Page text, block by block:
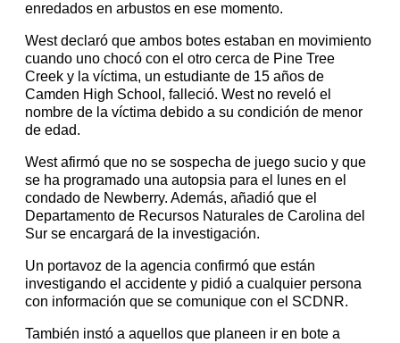
enredados en arbustos en ese momento.
West declaró que ambos botes estaban en movimiento
cuando uno chocó con el otro cerca de Pine Tree
Creek y la víctima, un estudiante de 15 años de
Camden High School, falleció. West no reveló el
nombre de la víctima debido a su condición de menor
de edad.
West afirmó que no se sospecha de juego sucio y que
se ha programado una autopsia para el lunes en el
condado de Newberry. Además, añadió que el
Departamento de Recursos Naturales de Carolina del
Sur se encargará de la investigación.
Un portavoz de la agencia confirmó que están
investigando el accidente y pidió a cualquier persona
con información que se comunique con el SCDNR.
También instó a aquellos que planeen ir en bote a